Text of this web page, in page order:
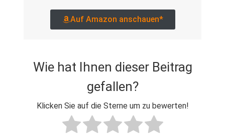
Auf Amazon anschauen*
Wie hat Ihnen dieser Beitrag
gefallen?
Klicken Sie auf die Sterne um zu bewerten!